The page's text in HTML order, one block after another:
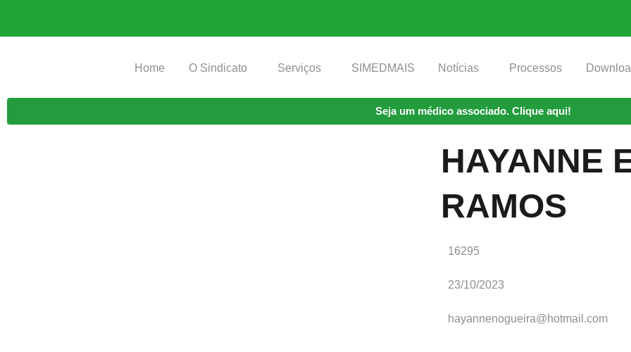
Home O Sindicato Serviços SIMEDMAIS Notícias Processos
Seja um médico associado. Clique aqui!
HAYANNE
RAMOS
16295
23/10/2023
hayannenogueira@hotmail.com